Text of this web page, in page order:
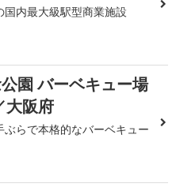
国内最大級駅型商業施設
園 バーベキュー場
大阪府
ぶらで本格的なバーベキュー